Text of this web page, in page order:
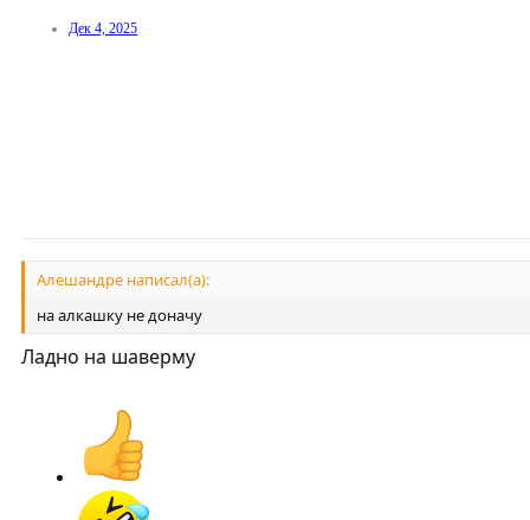
Дек 4, 2025
Алешандре написал(а):
на алкашку не доначу
Ладно на шаверму